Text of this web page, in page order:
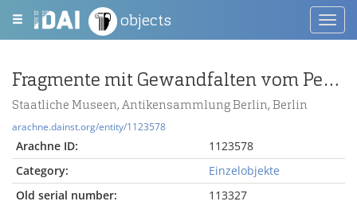
objects
Fragmente mit Gewandfalten vom Pergamonaltar (Rundplastik oder Relief)
Staatliche Museen, Antikensammlung Berlin, Berlin
arachne.dainst.org/entity/1123578
Arachne ID:
1123578
Category:
Einzelobjekte
Old serial number:
113327